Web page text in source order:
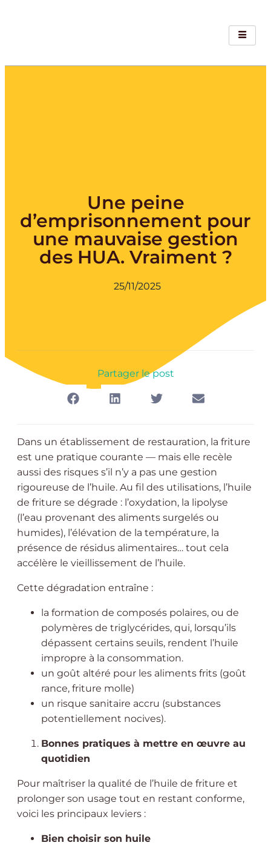
Une peine
d’emprisonnement pour
une mauvaise gestion
des HUA. Vraiment ?
25/11/2025
Partager le post
Dans un établissement de restauration, la friture
est une pratique courante — mais elle recèle
aussi des risques s’il n’y a pas une gestion
rigoureuse de l’huile. Au fil des utilisations, l’huile
de friture se dégrade : l’oxydation, la lipolyse
(l’eau provenant des aliments surgelés ou
humides), l’élévation de la température, la
présence de résidus alimentaires… tout cela
accélère le vieillissement de l’huile.
Cette dégradation entraîne :
la formation de composés polaires, ou de
polymères de triglycérides, qui, lorsqu’ils
dépassent certains seuils, rendent l’huile
impropre à la consommation.
un goût altéré pour les aliments frits (goût
rance, friture molle)
un risque sanitaire accru (substances
potentiellement nocives).
Bonnes pratiques à mettre en œuvre au
quotidien
Pour maîtriser la qualité de l’huile de friture et
prolonger son usage tout en restant conforme,
voici les principaux leviers :
Bien choisir son huile